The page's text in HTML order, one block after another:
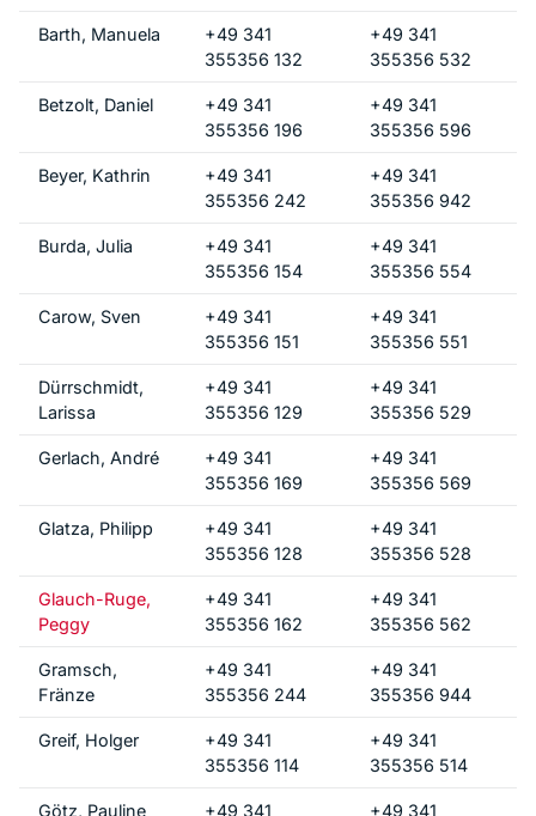
Barth, Manuela
+49 341
355356 132
+49 341
355356 532
Betzolt, Daniel
+49 341
355356 196
+49 341
355356 596
Beyer, Kathrin
+49 341
355356 242
+49 341
355356 942
Burda, Julia
+49 341
355356 154
+49 341
355356 554
Carow, Sven
+49 341
355356 151
+49 341
355356 551
Dürrschmidt,
Larissa
+49 341
355356 129
+49 341
355356 529
Gerlach, André
+49 341
355356 169
+49 341
355356 569
Glatza, Philipp
+49 341
355356 128
+49 341
355356 528
Glauch-Ruge,
Peggy
+49 341
355356 162
+49 341
355356 562
Gramsch,
Fränze
+49 341
355356 244
+49 341
355356 944
Greif, Holger
+49 341
355356 114
+49 341
355356 514
Götz, Pauline
+49 341
+49 341